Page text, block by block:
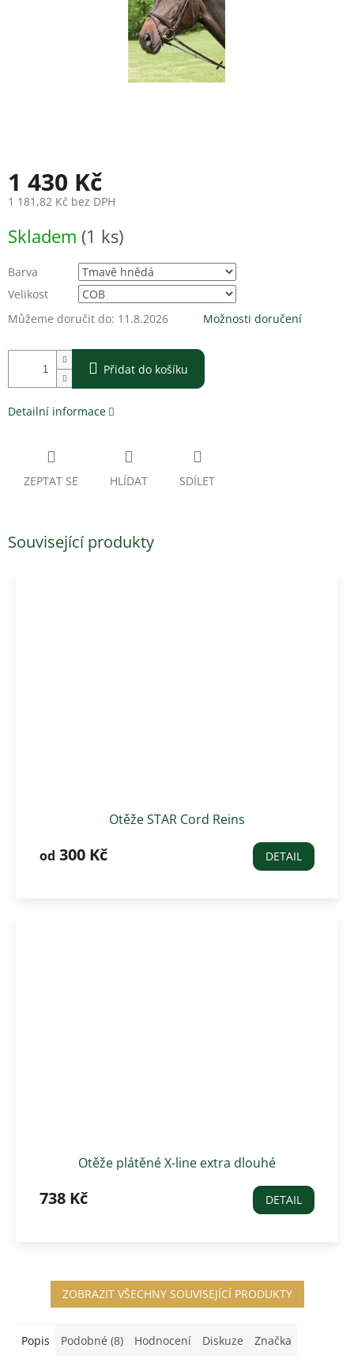
1 430 Kč
1 181,82 Kč bez DPH
cena:
Skladem (1 ks)
Barva
Velikost
Můžeme doručit do: 11.8.2026 Možnosti doručení
Přidat do košíku
Detailní informace
ZEPTAT SE HLÍDAT SDÍLET
Související produkty
Otěže STAR Cord Reins
od 300 Kč DETAIL
Otěže plátěné X-line extra dlouhé
738 Kč DETAIL
ZOBRAZIT VŠECHNY SOUVISEJÍCÍ PRODUKTY
Popis Podobné (8) Hodnocení Diskuze Značka